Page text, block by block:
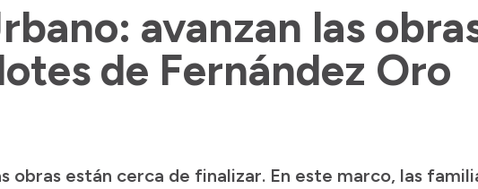
avanzan las
de Fernández Oro
obras están cerca de finalizar. En este marco, las